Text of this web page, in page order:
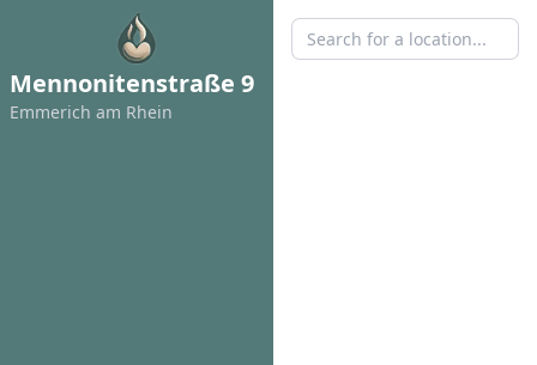
Mennonitenstraße 9
Emmerich am Rhein